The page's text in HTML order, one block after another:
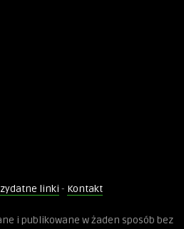
linki - Kontakt
i publikowane w żaden sposób bez